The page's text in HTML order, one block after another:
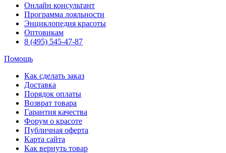
Онлайн консультант
Программа лояльности
Энциклопедия красоты
Оптовикам
8 (495) 545-47-87
Помощь
Как сделать заказ
Доставка
Порядок оплаты
Возврат товара
Гарантия качества
Форум о красоте
Публичная оферта
Карта сайта
Как вернуть товар